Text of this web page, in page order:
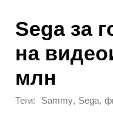
Sega за
на
млн
Теги: Sammy, Sega,